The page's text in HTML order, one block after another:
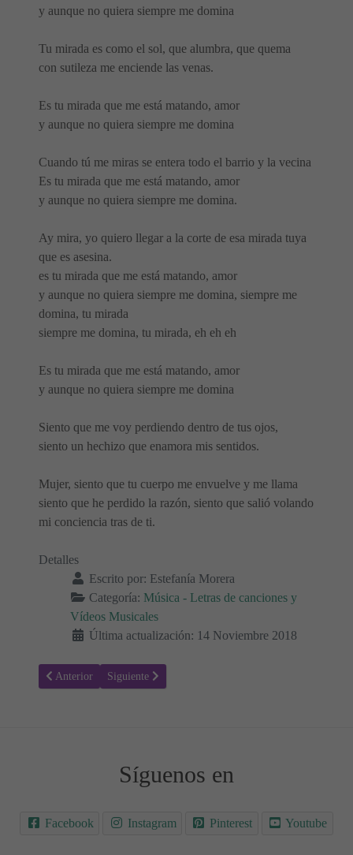
y aunque no quiera siempre me domina
Tu mirada es como el sol, que alumbra, que quema
con sutileza me enciende las venas.
Es tu mirada que me está matando, amor
y aunque no quiera siempre me domina
Cuando tú me miras se entera todo el barrio y la vecina
Es tu mirada que me está matando, amor
y aunque no quiera siempre me domina.
Ay mira, yo quiero llegar a la corte de esa mirada tuya
que es asesina.
es tu mirada que me está matando, amor
y aunque no quiera siempre me domina, siempre me
domina, tu mirada
siempre me domina, tu mirada, eh eh eh
Es tu mirada que me está matando, amor
y aunque no quiera siempre me domina
Siento que me voy perdiendo dentro de tus ojos,
siento un hechizo que enamora mis sentidos.
Mujer, siento que tu cuerpo me envuelve y me llama
siento que he perdido la razón, siento que salió volando
mi conciencia tras de ti.
Detalles
Escrito por: Estefanía Morera
Categoría: Música - Letras de canciones y
Vídeos Musicales
Última actualización: 14 Noviembre 2018
Artículo anterior: Letra de, Amor Bonito de Leoni Torres y
Anterior Artículo siguiente: Letra de la canción, Las cosas que
Siguiente
Síguenos en
Facebook Instagram Pinterest Youtube